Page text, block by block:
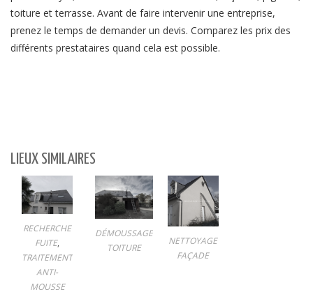
toiture et terrasse. Avant de faire intervenir une entreprise,
prenez le temps de demander un devis. Comparez les prix des
différents prestataires quand cela est possible.
LIEUX SIMILAIRES
RECHERCHE
FUITE,
TRAITEMENT
ANTI-
MOUSSE
DÉMOUSSAGE
TOITURE
NETTOYAGE
FAÇADE